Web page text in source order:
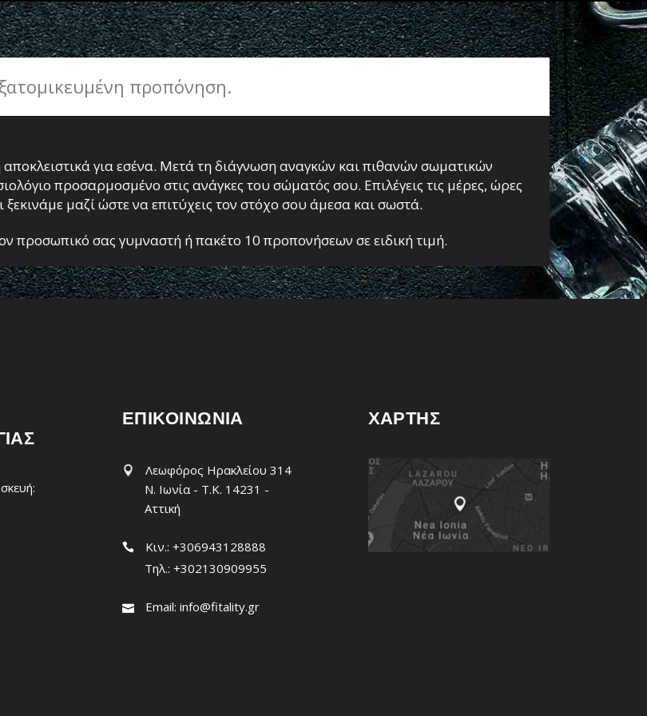
προπόνηση.
για εσένα. Μετά τη διάγνωση αναγκών και πιθανών σωματικών
προσαρμοσμένο στις ανάγκες του σώματός σου. Επιλέγεις τις μέρες, ώρες
ξεκινάμε μαζί ώστε να επιτύχεις τον στόχο σου άμεσα και σωστά.
προσωπικό σας γυμναστή ή πακέτο 10 προπονήσεων σε ειδική τιμή.
ΕΠΙΚΟΙΝΩΝΙΑ
Λεωφόρος Ηρακλείου 314
Ν. Ιωνία - T.K. 14231 -
Αττική
Κιν.: +306943128888
Τηλ.: +302130909955
Email: info@fitality.gr
ΧΑΡΤΗΣ